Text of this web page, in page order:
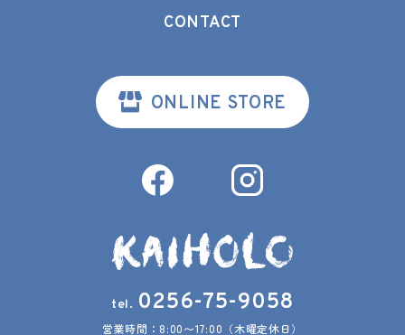
ONLINE STORE
CONTACT
tel. 0256-75-9058
営業時間： 8:00〜17:00 （木曜定休日）